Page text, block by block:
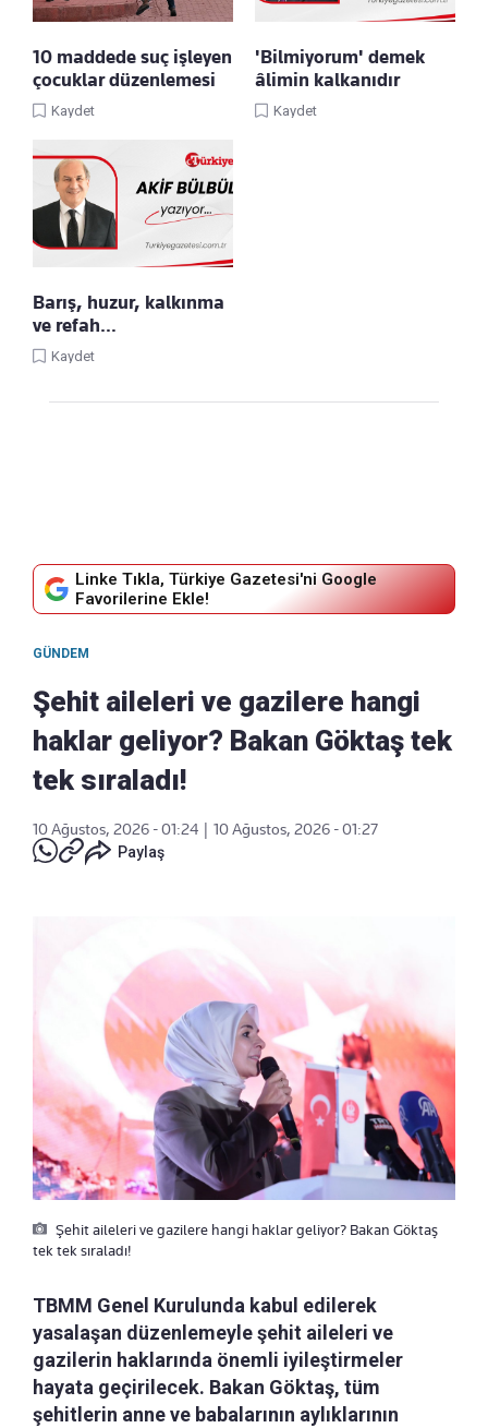
10 maddede suç işleyen
çocuklar düzenlemesi
Kaydet
'Bilmiyorum' demek
âlimin kalkanıdır
Kaydet
Barış, huzur, kalkınma
ve refah…
Kaydet
Linke Tıkla, Türkiye Gazetesi'ni Google
Favorilerine Ekle!
GÜNDEM
Şehit aileleri ve gazilere hangi
haklar geliyor? Bakan Göktaş tek
tek sıraladı!
10 Ağustos, 2026 - 01:24
10 Ağustos, 2026 - 01:27
Paylaş
Şehit aileleri ve gazilere hangi haklar geliyor? Bakan Göktaş
tek tek sıraladı!
TBMM Genel Kurulunda kabul edilerek
yasalaşan düzenlemeyle şehit aileleri ve
gazilerin haklarında önemli iyileştirmeler
hayata geçirilecek. Bakan Göktaş, tüm
şehitlerin anne ve babalarının aylıklarının